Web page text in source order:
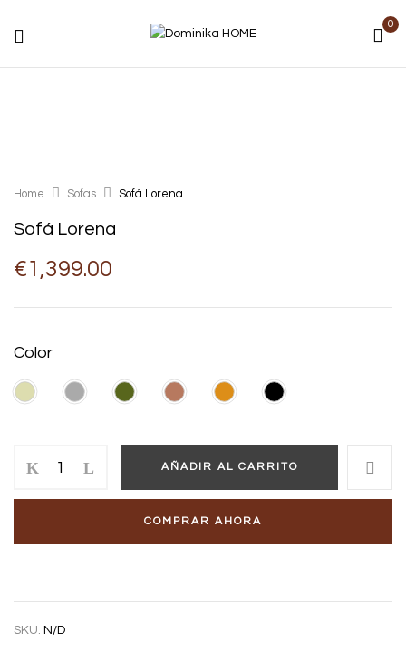
0
Home Sofas Sofá Lorena
Sofá Lorena
€1,399.00
Color
Lorena
cantidad
AÑADIR AL CARRITO
COMPRAR AHORA
SKU: N/D